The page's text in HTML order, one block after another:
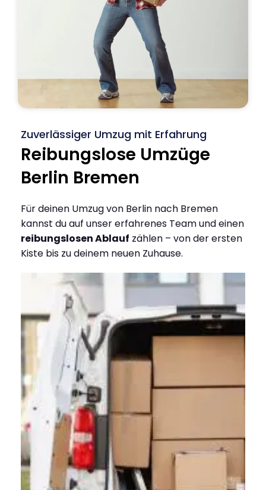
Zuverlässiger Umzug mit Erfahrung
Reibungslose Umzüge
Berlin Bremen
Für deinen Umzug von Berlin nach Bremen
kannst du auf unser erfahrenes Team und einen
reibungslosen Ablauf zählen – von der ersten
Kiste bis zu deinem neuen Zuhause.